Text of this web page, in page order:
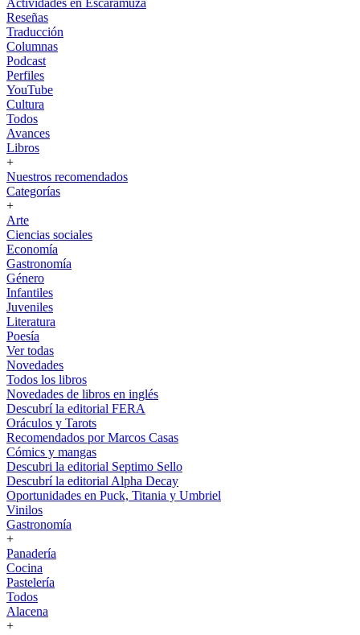
Actividades en Escaramuza
Reseñas
Traducción
Columnas
Podcast
Perfiles
YouTube
Cultura
Todos
Avances
Libros
+
Nuestros recomendados
Categorías
+
Arte
Ciencias sociales
Economía
Gastronomía
Género
Infantiles
Juveniles
Literatura
Poesía
Ver todas
Novedades
Todos los libros
Novedades de libros en inglés
Descubrí la editorial FERA
Oráculos y Tarots
Recomendados por Marcos Casas
Cómics y mangas
Descubri la editorial Septimo Sello
Descubrí la editorial Alpha Decay
Oportunidades en Puck, Titania y Umbriel
Vinilos
Gastronomía
+
Panadería
Cocina
Pastelería
Todos
Alacena
+